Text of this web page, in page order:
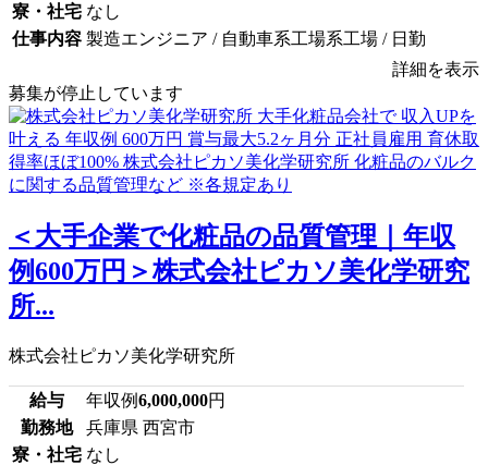
寮・社宅 なし
仕事内容 製造エンジニア / 自動車系工場系工場 / 日勤
詳細を表示
募集が停止しています
＜大手企業で化粧品の品質管理｜年収
例600万円＞株式会社ピカソ美化学研究
所...
株式会社ピカソ美化学研究所
給与 年収例6,000,000円
勤務地
兵庫県 西宮市
寮・社宅 なし